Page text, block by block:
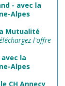
- avec la
Alpes
Mutualité
l'offre
avec la
Alpes
CH Annecy